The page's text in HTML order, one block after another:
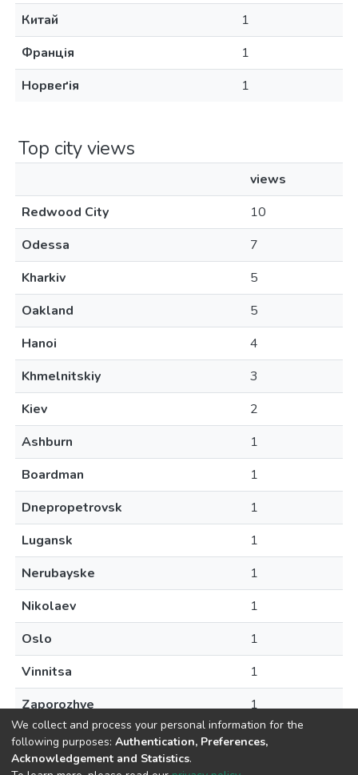
Китай
1
Франція
1
Норвеґія
1
Top city views
views
Redwood City
10
Odessa
7
Kharkiv
5
Oakland
5
Hanoi
4
Khmelnitskiy
3
Kiev
2
Ashburn
1
Boardman
1
Dnepropetrovsk
1
Lugansk
1
Nerubayske
1
Nikolaev
1
Oslo
1
Vinnitsa
1
Zaporozhye
1
We collect and process your personal information for the
following purposes: Authentication, Preferences,
Acknowledgement and Statistics.